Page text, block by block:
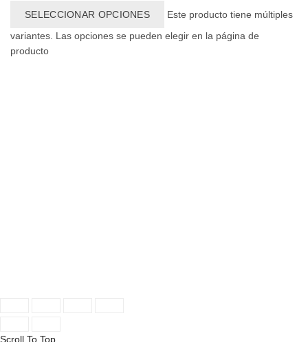
SELECCIONAR OPCIONES
Este producto tiene múltiples
variantes. Las opciones se pueden elegir en la página de
producto
Scroll To Top